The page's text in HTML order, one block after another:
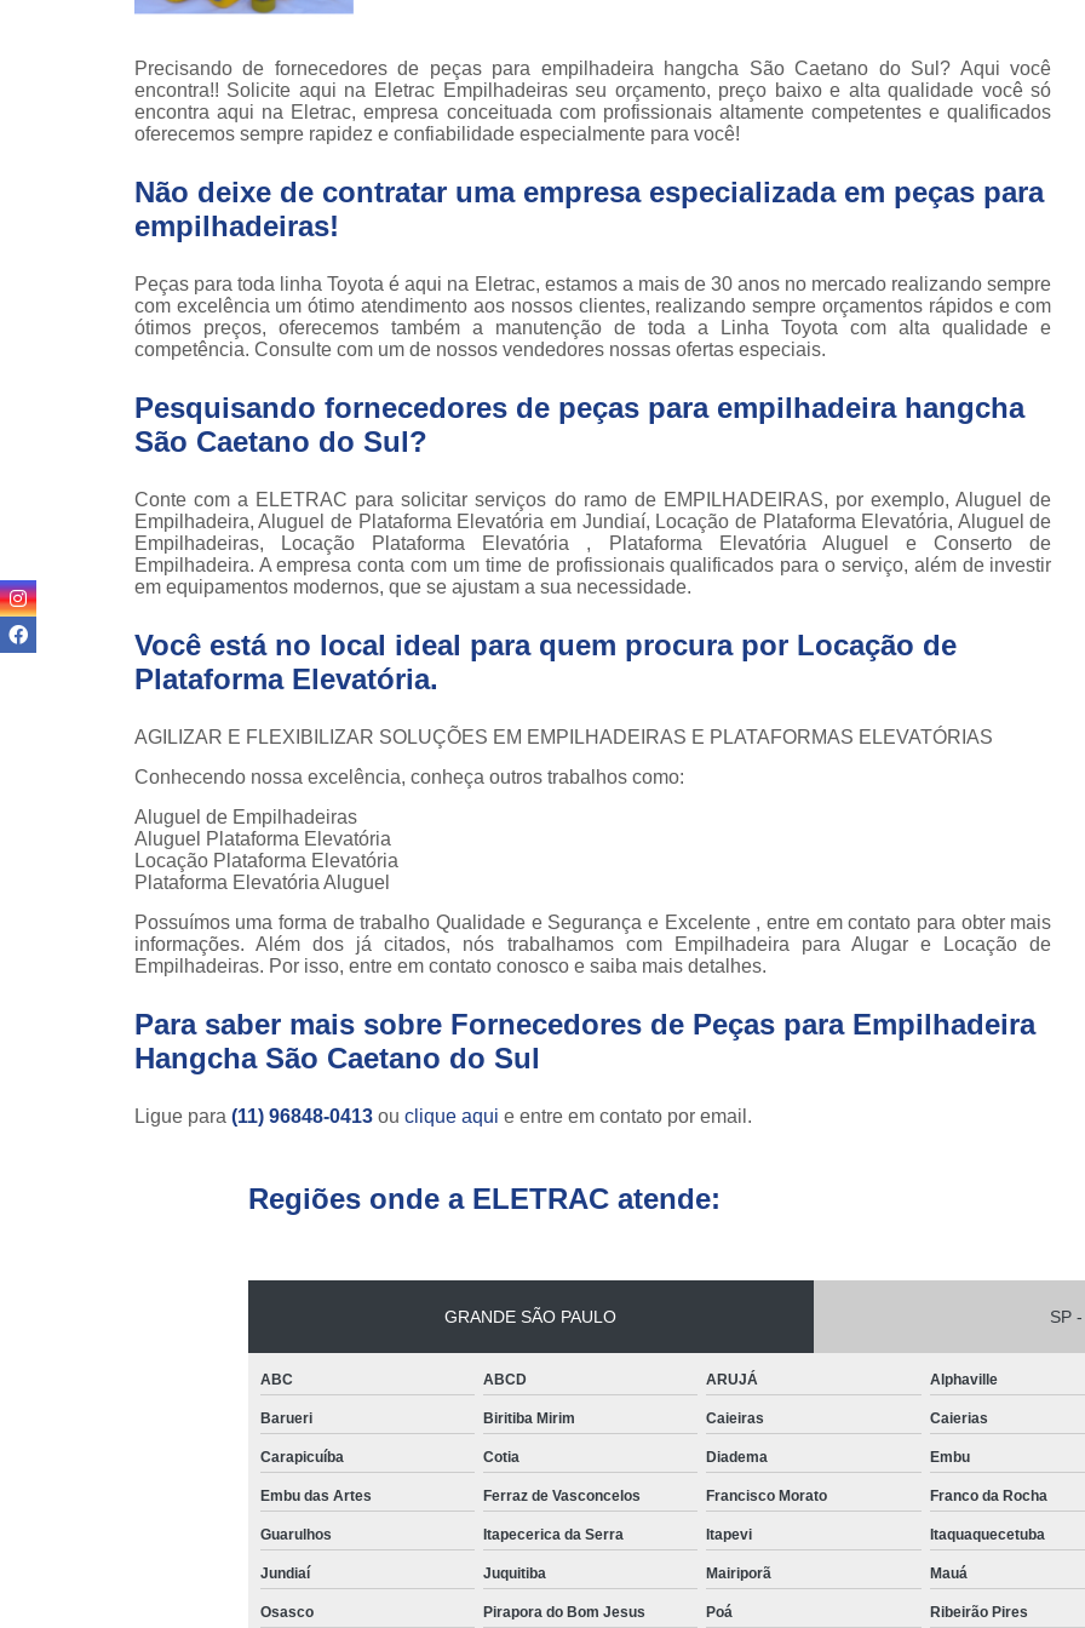
Locar
empilhadeiras
Manutenção de
Paleteiras
empilhadeira
skam
Peças para
Peças para
articuladas
Plataformas
tesoura
Venda de
Venda de
Venda de peças
para
empilhadeiras
Locação de Plataforma Tesoura
Assistência Técnica de Empilhadeira
Assistência
Assistência
Assistência
Assistência
Assistência
Assistência
Assistência Técnica
Conserto de Empilhadeira a Gás
Conserto de Empilhadeira Hyster
Conserto para Empilhadeira
Conserto de
Conserto de
Conserto de Empilhadeira
Conserto de Empilhadeira Elétrica
Empilhadeira
Empilhadeira
Empilhadeira
Empilhadeira
Empilhadeira
Empilhadeira
Empilhadeira
Empilhadeira
Empilhadeira à
Precisando de fornecedores de peças para empilhadeira hangcha São Caetano do Sul? Aqui você
encontra!! Solicite aqui na Eletrac Empilhadeiras seu orçamento, preço baixo e alta qualidade você só
encontra aqui na Eletrac, empresa conceituada com profissionais altamente competentes e qualificados
oferecemos sempre rapidez e confiabilidade especialmente para você!
Não deixe de contratar uma empresa especializada em peças para
empilhadeiras!
Peças para toda linha Toyota é aqui na Eletrac, estamos a mais de 30 anos no mercado realizando sempre
com excelência um ótimo atendimento aos nossos clientes, realizando sempre orçamentos rápidos e com
ótimos preços, oferecemos também a manutenção de toda a Linha Toyota com alta qualidade e
competência. Consulte com um de nossos vendedores nossas ofertas especiais.
Pesquisando fornecedores de peças para empilhadeira hangcha
São Caetano do Sul?
Conte com a ELETRAC para solicitar serviços do ramo de EMPILHADEIRAS, por exemplo, Aluguel de
Empilhadeira, Aluguel de Plataforma Elevatória em Jundiaí, Locação de Plataforma Elevatória, Aluguel de
Empilhadeiras, Locação Plataforma Elevatória , Plataforma Elevatória Aluguel e Conserto de
Empilhadeira. A empresa conta com um time de profissionais qualificados para o serviço, além de investir
em equipamentos modernos, que se ajustam a sua necessidade.
Você está no local ideal para quem procura por Locação de
Plataforma Elevatória.
AGILIZAR E FLEXIBILIZAR SOLUÇÕES EM EMPILHADEIRAS E PLATAFORMAS ELEVATÓRIAS
Conhecendo nossa excelência, conheça outros trabalhos como:
Aluguel de Empilhadeiras
Aluguel Plataforma Elevatória
Locação Plataforma Elevatória
Plataforma Elevatória Aluguel
Possuímos uma forma de trabalho Qualidade e Segurança e Excelente , entre em contato para obter mais
informações. Além dos já citados, nós trabalhamos com Empilhadeira para Alugar e Locação de
Empilhadeiras. Por isso, entre em contato conosco e saiba mais detalhes.
Para saber mais sobre Fornecedores de Peças para Empilhadeira
Hangcha São Caetano do Sul
Ligue para (11) 96848-0413 ou clique aqui e entre em contato por email.
Regiões onde a ELETRAC atende:
GRANDE SÃO PAULO SP
ABC ABCD ARUJÁ Alphaville
Barueri Biritiba Mirim Caieiras Caierias
Carapicuíba Cotia Diadema Embu
Embu das Artes Ferraz de Vasconcelos Francisco Morato Franco da Rocha
Guarulhos Itapecerica da Serra Itapevi Itaquaquecetuba
Jundiaí Juquitiba Mairiporã Mauá
Osasco Pirapora do Bom Jesus Poá Ribeirão Pires